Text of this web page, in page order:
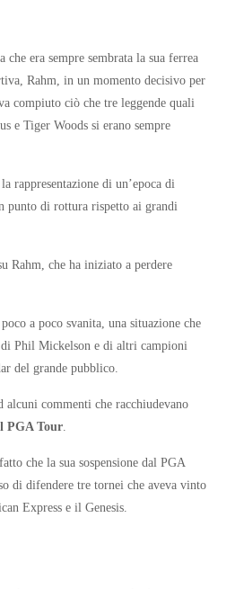
era sempre sembrata la sua ferrea
Rahm, in un momento decisivo per
compiuto ciò che tre leggende quali
e Tiger Woods si erano sempre
rappresentazione di un’epoca di
punto di rottura rispetto ai grandi
Rahm, che ha iniziato a perdere
a poco svanita, una situazione che
Phil Mickelson e di altri campioni
del grande pubblico.
alcuni commenti che racchiudevano
PGA Tour
che la sua sospensione dal PGA
di difendere tre tornei che aveva vinto
Express e il Genesis.